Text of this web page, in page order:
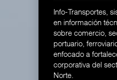
Info-Transportes,
en información
sobre comercio,
portuario,
enfocado a
corporativa del
Norte.
l